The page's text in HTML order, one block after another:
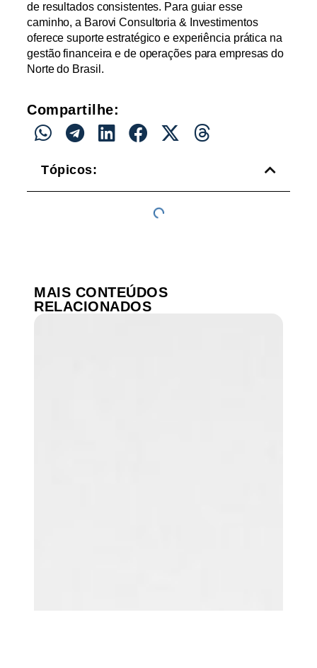
de resultados consistentes. Para guiar esse
caminho, a Barovi Consultoria & Investimentos
oferece suporte estratégico e experiência prática na
gestão financeira e de operações para empresas do
Norte do Brasil.
Compartilhe:
Tópicos:
MAIS CONTEÚDOS
RELACIONADOS